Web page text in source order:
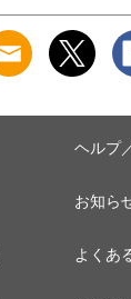
ヘルプ
お知ら
よくあ